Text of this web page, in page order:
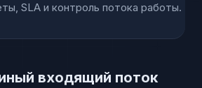
SLA и контроль потока работы.
входящий поток